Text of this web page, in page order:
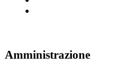
Amministrazione